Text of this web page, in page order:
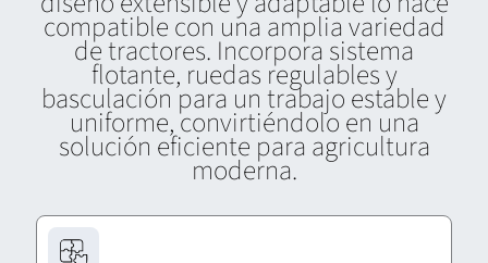
compatible con una amplia variedad
de tractores. Incorpora sistema
flotante, ruedas regulables y
basculación para un trabajo estable y
uniforme, convirtiéndolo en una
solución eficiente para agricultura
moderna.